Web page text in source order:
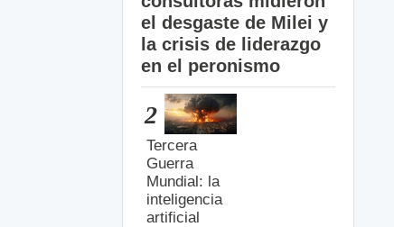
el desgaste de Milei y
la crisis de liderazgo
en el peronismo
2
Tercera
Guerra
Mundial: la
inteligencia
artificial